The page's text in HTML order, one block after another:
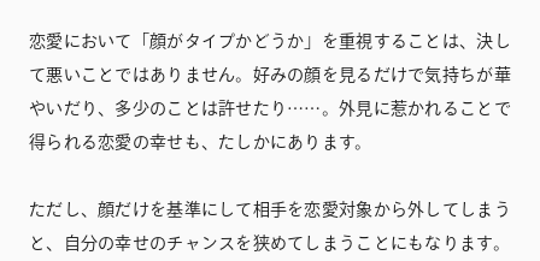
恋愛において「顔がタイプかどうか」を重視することは、決し
て悪いことではありません。好みの顔を見るだけで気持ちが華
やいだり、多少のことは許せたり……。外見に惹かれることで
得られる恋愛の幸せも、たしかにあります。
ただし、顔だけを基準にして相手を恋愛対象から外してしまう
と、自分の幸せのチャンスを狭めてしまうことにもなります。